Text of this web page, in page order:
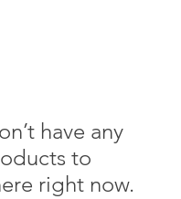
have any
to
right now.